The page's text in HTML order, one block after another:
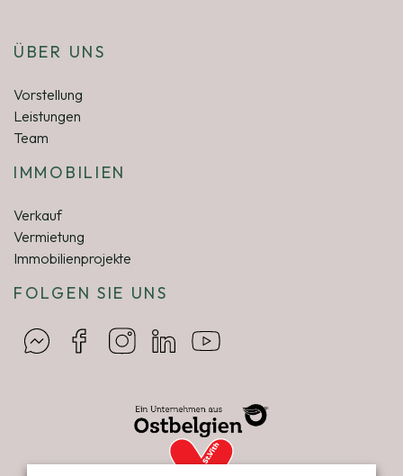
ÜBER UNS
Vorstellung
Leistungen
Team
IMMOBILIEN
Verkauf
Vermietung
Immobilienprojekte
FOLGEN SIE UNS